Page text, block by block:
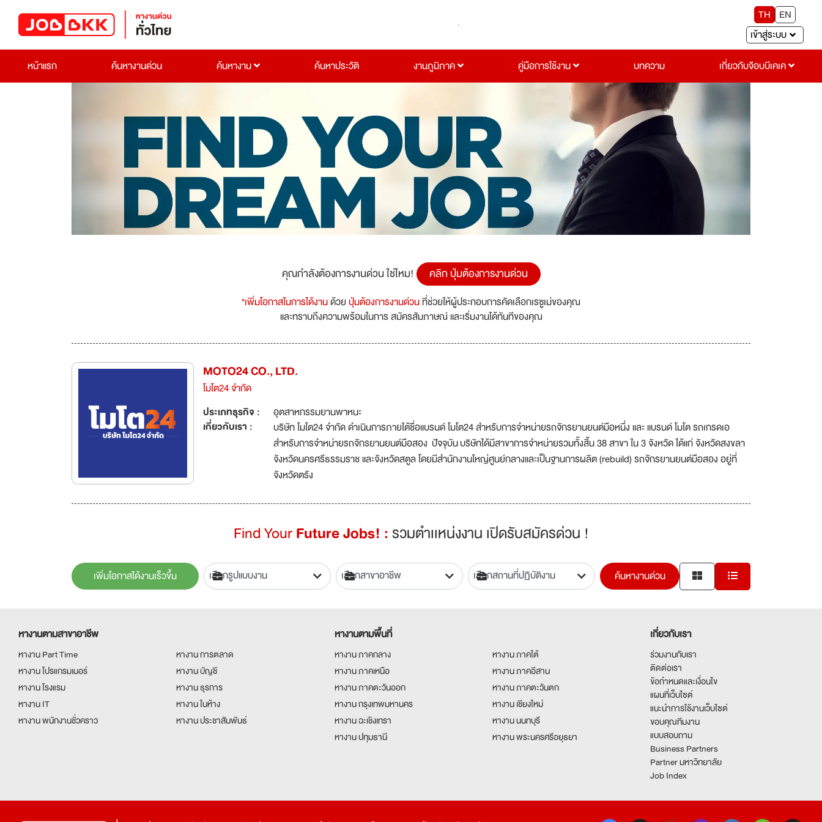
TH
EN
เข้าสู่ระบบ
หน้าแรก
ค้นหางานด่วน ค้นหางาน ค้นหาประวัติ งานภูมิภาค คู่มือการใช้งาน บทความ เกี่ยวกับจ๊อบบีเคเค
คุณกำลังต้องการงานด่วน ใช่ไหม! คลิก ปุ่มต้องการงานด่วน
*เพิ่มโอกาสในการได้งานด้วยปุ่มต้องการงานด่วนที่ช่วยให้ผู้ประกอบการคัดเลือกเรซูเม่ของคุณ
และทราบถึงความพร้อมในการ สมัครสัมภาษณ์ และเริ่มงานได้ทันทีของคุณ
MOTO24 CO., LTD.
โมโต24 จำกัด
ประเภทธุรกิจ :
อุตสาหกรรมยานพาหนะ
เกี่ยวกับเรา :
บริษัท โมโต24 จำกัด ดำเนินการภายใต้ชื่อแบรนด์ โมโต24 สำหรับการจำหน่ายรถจักรยานยนต์มือหนึ่ง และ แบรนด์ โมโต รถเกรดเอ
สำหรับการจำหน่ายรถจักรยานยนต์มือสอง ปัจจุบัน บริษัทได้มีสาขาการจำหน่ายรวมทั้งสิ้น 38 สาขา ใน 3 จังหวัด ได้แก่ จังหวัดสงขลา
จังหวัดนครศรีธรรมราช และจังหวัดสตูล โดยมีสำนักงานใหญ่ศูนย์กลางและเป็นฐานการผลิต (rebuild) รถจักรยานยนต์มือสอง อยู่ที่
จังหวัดตรัง
Find YourFuture Jobs! :รวมตำเเหน่งงาน เปิดรับสมัครด่วน !
เพิ่มโอกาสได้งานเร็วขึ้น ค้นหางานด่วน
หางานตามสาขาอาชีพ
หางาน Part Time
หางาน การตลาด
หางาน โปรแกรมเมอร์
หางาน บัญชี
หางาน โรงแรม
หางาน ธุรการ
หางาน IT
หางาน ในห้าง
หางาน พนักงานชั่วคราว
หางาน ประชาสัมพันธ์
หางานตามพื้นที่
หางาน ภาคกลาง
หางาน ภาคใต้
หางาน ภาคเหนือ
หางาน ภาคอีสาน
หางาน ภาคตะวันออก
หางาน ภาคตะวันตก
หางาน กรุงเทพมหานคร
หางาน เชียงใหม่
หางาน ฉะเชิงเทรา
หางาน นนทบุรี
หางาน ปทุมธานี
หางาน พระนครศรีอยุธยา
เกี่ยวกับเรา
ร่วมงานกับเรา
ติดต่อเรา
ข้อกำหนดและเงื่อนไข
แผนที่เว็บไซต์
แนะนำการใช้งานเว็บไซต์
ขอบคุณทีมงาน
แบบสอบถาม
Business Partners
Partner มหาวิทยาลัย
Job Index